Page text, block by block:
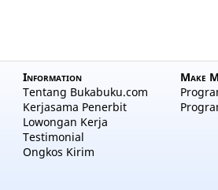
Information
Tentang Bukabuku.com
Kerjasama Penerbit
Lowongan Kerja
Testimonial
Ongkos Kirim
Make